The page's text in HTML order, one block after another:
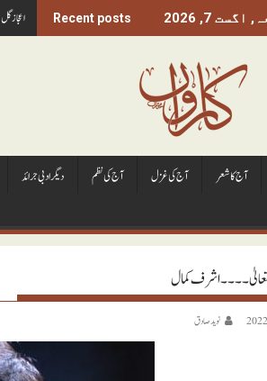
اگست 7, 2026 Recent posts اعجاز گل
آج کا شعر آج کی غزل آج کی نظم ديگر ادبی جرائد
۔۔۔۔ اشرف کمال
نويد صادق